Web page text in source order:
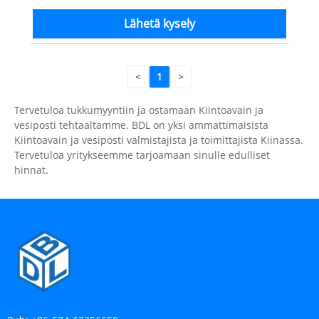
Lähetä kysely
< 1 >
Tervetuloa tukkumyyntiin ja ostamaan Kiintoavain ja
vesiposti tehtaaltamme. BDL on yksi ammattimaisista
Kiintoavain ja vesiposti valmistajista ja toimittajista Kiinassa.
Tervetuloa yritykseemme tarjoamaan sinulle edulliset
hinnat.